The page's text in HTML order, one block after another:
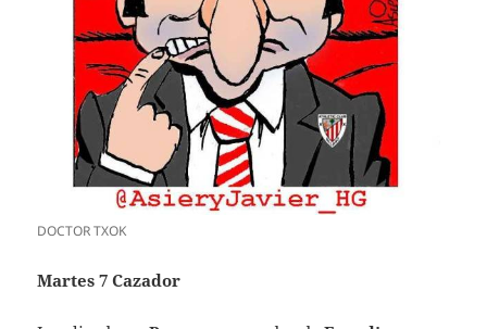
DOCTOR TXOK
Martes 7 Cazador